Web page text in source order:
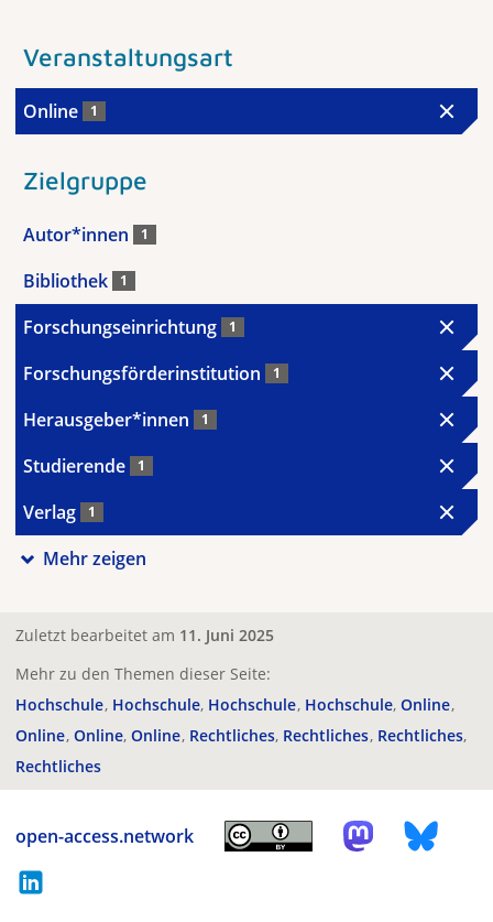
Veranstaltungsart
Online 1
Zielgruppe
Autor*innen 1
Bibliothek 1
Forschungseinrichtung 1
Forschungsförderinstitution 1
Herausgeber*innen 1
Studierende 1
Verlag 1
Mehr zeigen
Zuletzt bearbeitet am 11. Juni 2025
Mehr zu den Themen dieser Seite:
Hochschule Hochschule Hochschule Hochschule Online
Online Online Online Rechtliches Rechtliches Rechtliches
Rechtliches
open-access.network